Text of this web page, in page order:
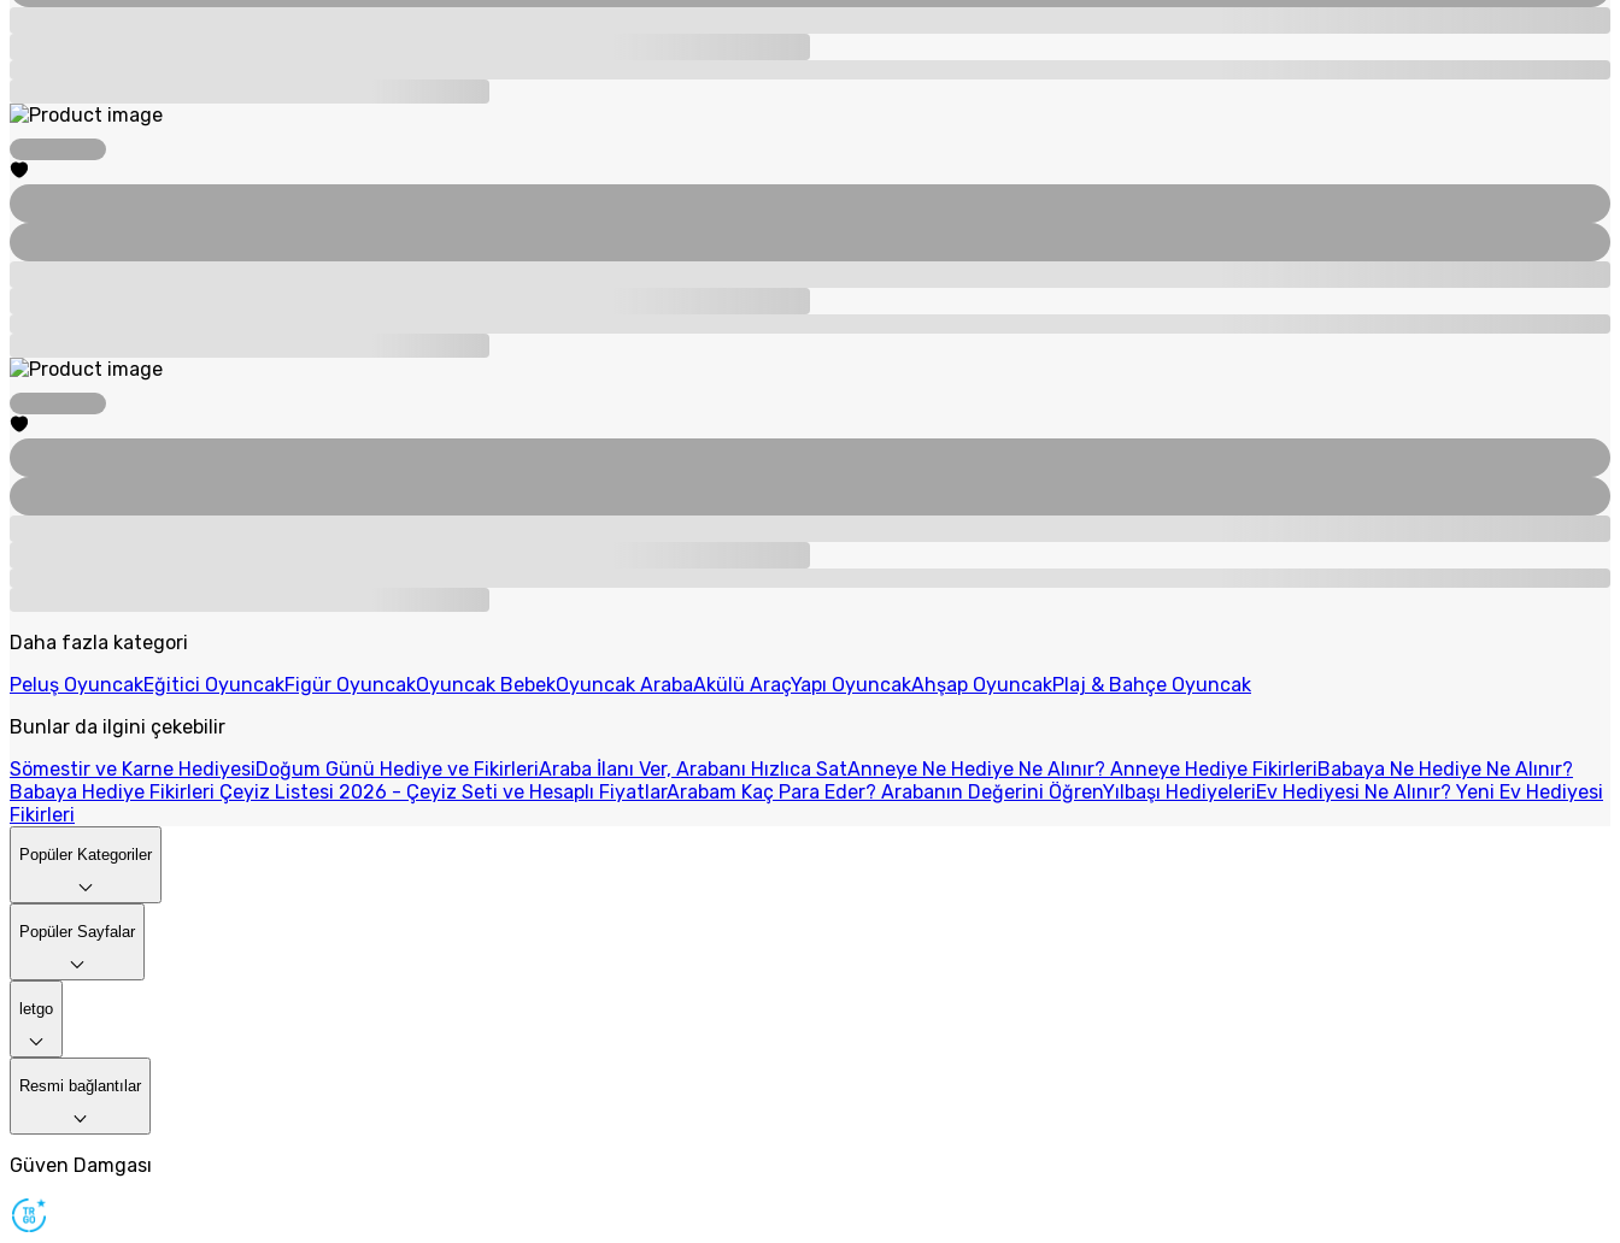
Daha fazla kategori
Peluş OyuncakEğitici OyuncakFigür OyuncakOyuncak BebekOyuncak ArabaAkülü AraçYapı OyuncakAhşap OyuncakPlaj & Bahçe Oyuncak
Bunlar da ilgini çekebilir
Sömestir ve Karne HediyesiDoğum Günü Hediye ve FikirleriAraba İlanı Ver, Arabanı Hızlıca SatAnneye Ne Hediye Ne Alınır? Anneye Hediye FikirleriBabaya Ne Hediye Ne Alınır?
Babaya Hediye Fikirleri Çeyiz Listesi 2026 - Çeyiz Seti ve Hesaplı FiyatlarArabam Kaç Para Eder? Arabanın Değerini ÖğrenYılbaşı HediyeleriEv Hediyesi Ne Alınır? Yeni Ev Hediyesi
Fikirleri
Popüler Kategoriler
Popüler Sayfalar
letgo
Resmi bağlantılar
Güven Damgası